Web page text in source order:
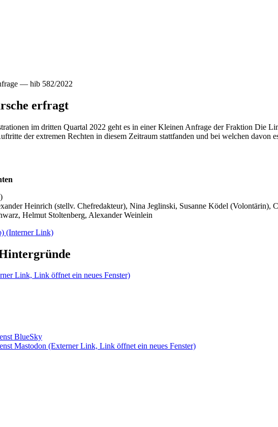
— hib 582/2022
erfragt
im dritten Quartal 2022 geht es in einer Kleinen Anfrage der Fraktion Die
der extremen Rechten in diesem Zeitraum stattfanden und bei welchen davon
Heinrich (stellv. Chefredakteur), Nina Jeglinski, Susanne Ködel (Volontärin),
Helmut Stoltenberg, Alexander Weinlein
(Interner Link)
Link, Link öffnet ein neues Fenster)
BlueSky
Mastodon (Externer Link, Link öffnet ein neues Fenster)